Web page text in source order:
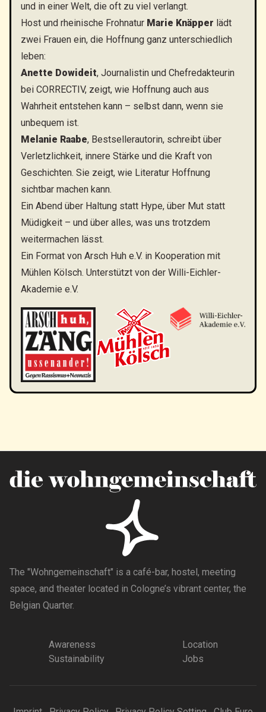
und in einer Welt, die oft zu viel verlangt.
Host und rheinische Frohnatur Marie Knäpper lädt
zwei Frauen ein, die Hoffnung ganz unterschiedlich
leben:
Anette Dowideit, Journalistin und Chefredakteurin
bei CORRECTIV, zeigt, wie Hoffnung auch aus
Wahrheit entstehen kann – selbst dann, wenn sie
unbequem ist.
Melanie Raabe, Bestsellerautorin, schreibt über
Verletzlichkeit, innere Stärke und die Kraft von
Geschichten. Sie zeigt, wie Literatur Hoffnung
sichtbar machen kann.
Ein Abend über Haltung statt Hype, über Mut statt
Müdigkeit – und über alles, was uns trotzdem
weitermachen lässt.
Ein Format von Arsch Huh e.V. in Kooperation mit
Mühlen Kölsch. Unterstützt von der Willi-Eichler-
Akademie e.V.
The "Wohngemeinschaft" is a café-bar, hostel, meeting
space, and theater located in Cologne’s vibrant center, the
Belgian Quarter.
Awareness
Sustainability
Location
Jobs